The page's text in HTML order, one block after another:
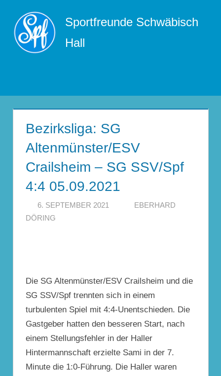
Inhalt
springen
Sportfreunde Schwäbisch
Hall
Bezirksliga: SG
Altenmünster/ESV
Crailsheim – SG SSV/Spf
4:4 05.09.2021
6. SEPTEMBER 2021
EBERHARD
DÖRING
Die SG Altenmünster/ESV Crailsheim und die
SG SSV/Spf trennten sich in einem
turbulenten Spiel mit 4:4-Unentschieden. Die
Gastgeber hatten den besseren Start, nach
einem Stellungsfehler in der Haller
Hintermannschaft erzielte Sami in der 7.
Minute die 1:0-Führung. Die Haller waren